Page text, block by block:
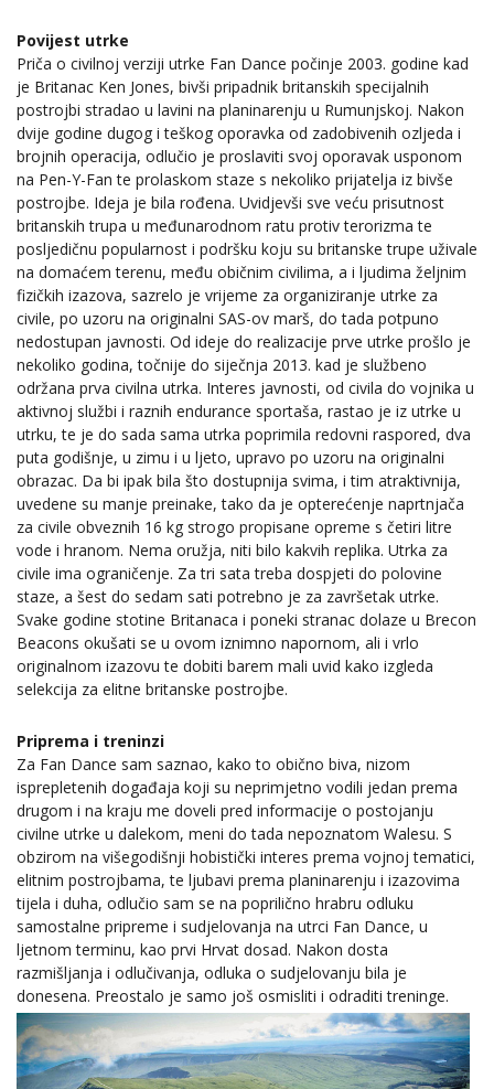
Povijest utrke
Priča o civilnoj verziji utrke Fan Dance počinje 2003. godine kad
je Britanac Ken Jones, bivši pripadnik britanskih specijalnih
postrojbi stradao u lavini na planinarenju u Rumunjskoj. Nakon
dvije godine dugog i teškog oporavka od zadobivenih ozljeda i
brojnih operacija, odlučio je proslaviti svoj oporavak usponom
na Pen-Y-Fan te prolaskom staze s nekoliko prijatelja iz bivše
postrojbe. Ideja je bila rođena. Uvidjevši sve veću prisutnost
britanskih trupa u međunarodnom ratu protiv terorizma te
posljedičnu popularnost i podršku koju su britanske trupe uživale
na domaćem terenu, među običnim civilima, a i ljudima željnim
fizičkih izazova, sazrelo je vrijeme za organiziranje utrke za
civile, po uzoru na originalni SAS-ov marš, do tada potpuno
nedostupan javnosti. Od ideje do realizacije prve utrke prošlo je
nekoliko godina, točnije do siječnja 2013. kad je službeno
održana prva civilna utrka. Interes javnosti, od civila do vojnika u
aktivnoj službi i raznih endurance sportaša, rastao je iz utrke u
utrku, te je do sada sama utrka poprimila redovni raspored, dva
puta godišnje, u zimu i u ljeto, upravo po uzoru na originalni
obrazac. Da bi ipak bila što dostupnija svima, i tim atraktivnija,
uvedene su manje preinake, tako da je opterećenje naprtnjača
za civile obveznih 16 kg strogo propisane opreme s četiri litre
vode i hranom. Nema oružja, niti bilo kakvih replika. Utrka za
civile ima ograničenje. Za tri sata treba dospjeti do polovine
staze, a šest do sedam sati potrebno je za završetak utrke.
Svake godine stotine Britanaca i poneki stranac dolaze u Brecon
Beacons okušati se u ovom iznimno napornom, ali i vrlo
originalnom izazovu te dobiti barem mali uvid kako izgleda
selekcija za elitne britanske postrojbe.
Priprema i treninzi
Za Fan Dance sam saznao, kako to obično biva, nizom
isprepletenih događaja koji su neprimjetno vodili jedan prema
drugom i na kraju me doveli pred informacije o postojanju
civilne utrke u dalekom, meni do tada nepoznatom Walesu. S
obzirom na višegodišnji hobistički interes prema vojnoj tematici,
elitnim postrojbama, te ljubavi prema planinarenju i izazovima
tijela i duha, odlučio sam se na poprilično hrabru odluku
samostalne pripreme i sudjelovanja na utrci Fan Dance, u
ljetnom terminu, kao prvi Hrvat dosad. Nakon dosta
razmišljanja i odlučivanja, odluka o sudjelovanju bila je
donesena. Preostalo je samo još osmisliti i odraditi treninge.